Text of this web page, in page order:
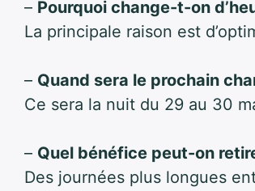
– Pourquoi change-t-on
La principale raison est
– Quand sera le prochain
Ce sera la nuit du 29 au 30
– Quel bénéfice peut-on
Des journées plus longues